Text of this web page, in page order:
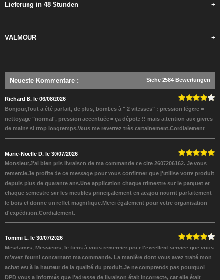
Lieferung in 48 Stunden +
VALMOUR +
Neueste Kommentare : Siehe 2584 Bewertungen
Richard B. le 06/08/2026
Bonjour,Tout a été parfait, de plus, bombes à " 2 vitesses" : pression légère =
nettoyage "normal", pression accentuée = ça dépote !! mais attention aux givres
de mains si trop longtemps.Vous me reverrez très certainement.Cordialement
Marie-Noelle D. le 30/07/2026
Monsieur,J'ai bien pris livraison de ma commande de cire 2607206162. Je vous
remercie.Je profite de ce message pour vous confirmer que j'utilise votre produit
depuis plus de quarante ans.Une application chaque trimestre sur le parquet et
chaque semestre sur les meubles principalement en acajou nourrit parfaitement
le bois et donne un reflet magnifique.Merci également pour votre organisation
d'expédition.Cordialement.
Tommi L. le 30/07/2026
Mesdames, Messieurs,Je tiens à vous remercier pour l'excellent service que vous
m'avez fourni concernant ma commande. La manière dont vous avez traité mon
achat est à la hauteur de la qualité du produit.Je ne comprends pas pourquoi
DPD vous a informés que l'adresse de livraison était incorrecte, car elle était